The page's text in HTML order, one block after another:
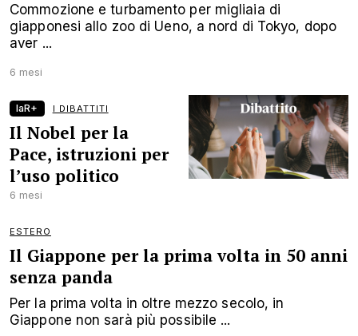
Commozione e turbamento per migliaia di
giapponesi allo zoo di Ueno, a nord di Tokyo, dopo
aver ...
6 mesi
laR+ I DIBATTITI
Il Nobel per la
Pace, istruzioni per
l’uso politico
6 mesi
ESTERO
Il Giappone per la prima volta in 50 anni
senza panda
Per la prima volta in oltre mezzo secolo, in
Giappone non sarà più possibile ...